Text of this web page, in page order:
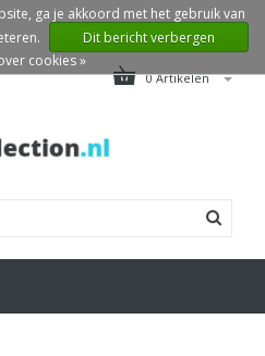
0 Artikelen
ga je akkoord met het gebruik van
Dit bericht verbergen
cookies »